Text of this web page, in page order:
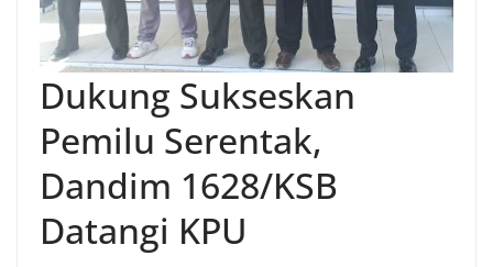
Dukung Sukseskan
Pemilu Serentak,
Dandim 1628/KSB
Datangi KPU